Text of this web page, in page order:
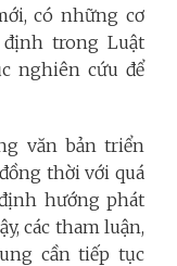
có những cơ
định trong Luật
nghiên cứu để
văn bản triển
thời với quá
hướng phát
các tham luận,
cần tiếp tục